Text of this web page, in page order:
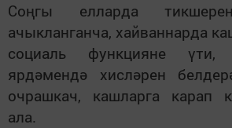
Соңгы елларда
ачыкланганча, хайваннарда
социаль функцияне
ярдәмендә хисләрен
очрашкач, кашларга карап
ала.